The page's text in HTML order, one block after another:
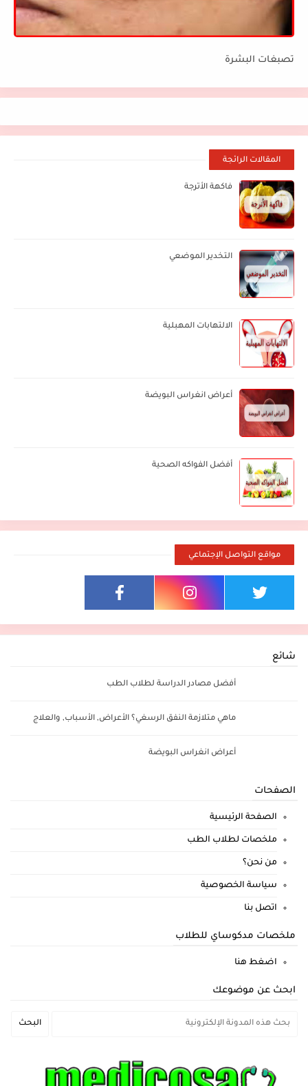
تصبغات البشرة
المقالات الرائجة
فاكهة الأترجة
التخدير الموضعي
الالتهابات المهبلية
أعراض انغراس البويضة
أفضل الفواكه الصحية
مواقع التواصل الإجتماعي
شائع
أفضل مصادر الدراسة لطلاب الطب
ماهي متلازمة النفق الرسغي؟ الأعراض, الأسباب, والعلاج
أعراض انغراس البويضة
الصفحات
الصفحة الرئيسية
ملخصات لطلاب الطب
من نحن؟
سياسة الخصوصية
اتصل بنا
ملخصات مدكوساي للطلاب
اضغط هنا
ابحث عن موضوعك